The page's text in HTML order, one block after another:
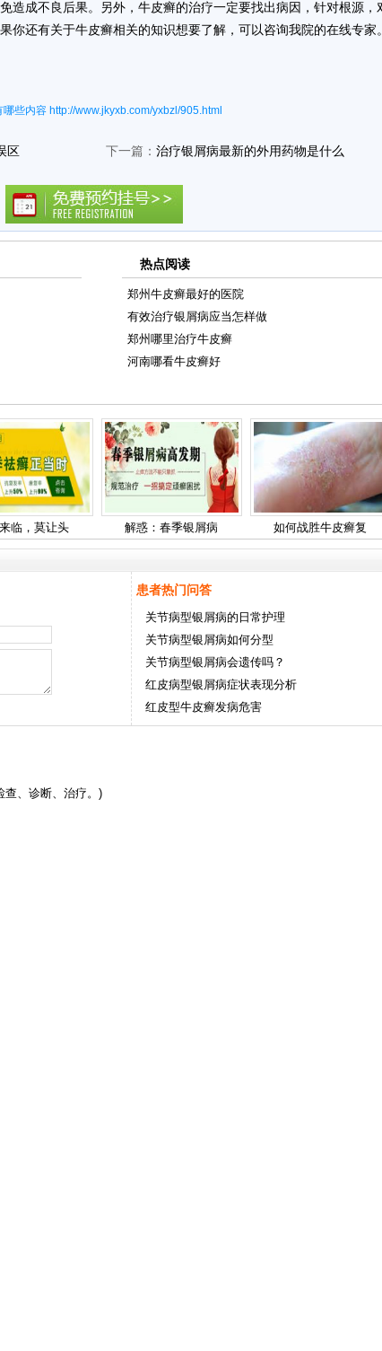
造成不良后果。另外，牛皮癣的治疗一定要找出病因，针对根源，
你还有关于牛皮癣相关的知识想要了解，可以咨询我院的在线专家。
哪些内容 http://www.jkyxb.com/yxbzl/905.html
区 下一篇： 治疗银屑病最新的外用药物是什么
热点阅读
郑州牛皮癣最好的医院
有效治疗银屑病应当怎样做
郑州哪里治疗牛皮癣
河南哪看牛皮癣好
临，莫让头 解惑：春季银屑病 如何战胜牛皮癣复
患者热门问答
关节病型银屑病的日常护理
关节病型银屑病如何分型
关节病型银屑病会遗传吗？
红皮病型银屑病症状表现分析
红皮型牛皮癣发病危害
查、诊断、治疗。)